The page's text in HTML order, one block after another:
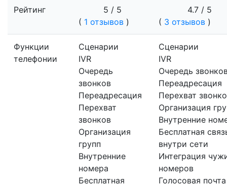
Рейтинг
5 / 5
( 1 отзывов )
4.7 / 5
( 3 отзывов )
Функции
телефонии
Сценарии
IVR
Очередь
звонков
Переадресация
Перехват
звонков
Организация
групп
Внутренние
номера
Бесплатная
Сценарии
IVR
Очередь
Переадресация
Перехват
Организация
Внутренние
Бесплатная
внутри сети
Интеграция
номеров
Голосовая почта